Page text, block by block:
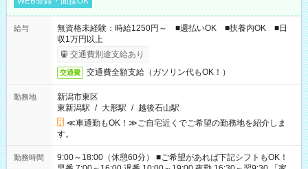
給与
無資格未経験：時給1250円～ ■週払いOK ■扶養内OK ■日
収1万円以上
交通費別途支給あり
交通費 交通費全額支給（ガソリン代もOK！）
勤務地
新潟市東区
東新潟駅 / 大形駅 / 越後石山駅
≪車通勤もOK！≫ご自宅近くでご希望の勤務地を紹介しま
す。
勤務時間
9:00～18:00（休憩60分） ■ご希望があれば下記シフトもOK！